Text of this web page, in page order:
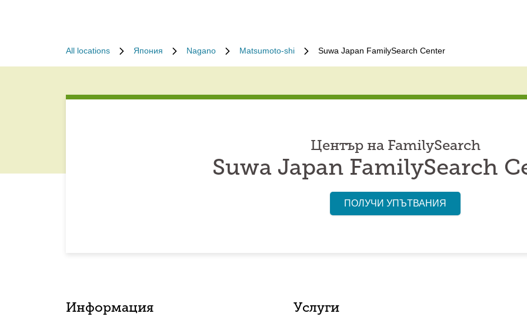
All locations Япония Nagano Matsumoto-shi Suwa Japan FamilySearch Center
Център на FamilySearch
Suwa Japan FamilySearch
ПОЛУЧИ УПЪТВАНИЯ
Информация Услуги